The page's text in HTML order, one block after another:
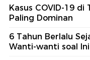
Kasus COVID-19 di
Paling Dominan
6 Tahun Berlalu
Wanti-wanti soal Ini